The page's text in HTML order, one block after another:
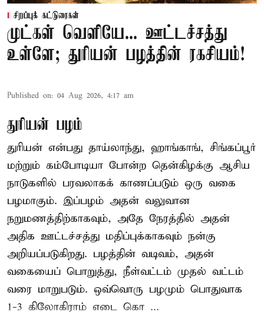
சிறப்புக் கட்டுரைகள்
முட்கள் வெளியே... ஊட்டச்சத்து
உள்ளே; துரியன் பழத்தின் ரகசியம்!
Published on: 04 Aug 2026, 4:17 am
துரியன் பழம்
துரியன் என்பது தாய்லாந்து, ஹாங்காங், சிங்கப்பூர்
மற்றும் கம்போடியா போன்ற தென்கிழக்கு ஆசிய
நாடுகளில் பரவலாகக் காணப்படும் ஒரு வகை
பழமாகும். இப்பழம் அதன் வலுவான
நறுமணத்திற்காகவும், அதே நேரத்தில் அதன்
அதிக ஊட்டச்சத்து மதிப்புக்காகவும் நன்கு
அறியப்படுகிறது. பழத்தின் வடிவம், அதன்
வகையைப் பொறுத்து, நீள்வட்டம் முதல் வட்டம்
வரை மாறுபடும். ஒவ்வொரு பழமும் பொதுவாக
1-3 கிலோகிராம் எடை கொ ...